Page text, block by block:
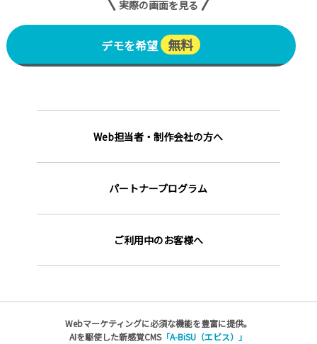
実際の画面を見る
デモを希望 無料
Web担当者・制作会社の方へ
パートナープログラム
ご利用中のお客様へ
Webマーケティングに必須な機能を豊富に提供。
AIを駆使した新感覚CMS「A-BiSU（エビス）」